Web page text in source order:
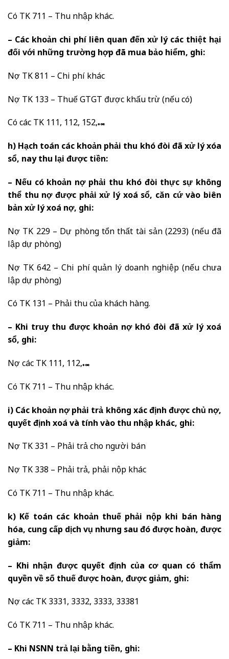
Có TK 711 – Thu nhập khác.
– Các khoản chi phí liên quan đến xử lý các thiệt hại
đối với những trường hợp đã mua bảo hiểm, ghi:
Nợ TK 811 – Chi phí khác
Nợ TK 133 – Thuế GTGT được khấu trừ (nếu có)
Có các TK 111, 112, 152,…
h) Hạch toán các khoản phải thu khó đòi đã xử lý xóa
sổ, nay thu lại được tiền:
– Nếu có khoản nợ phải thu khó đòi thực sự không
thể thu nợ được phải xử lý xoá sổ, căn cứ vào biên
bản xử lý xoá nợ, ghi:
Nợ TK 229 – Dự phòng tổn thất tài sản (2293) (nếu đã
lập dự phòng)
Nợ TK 642 – Chi phí quản lý doanh nghiệp (nếu chưa
lập dự phòng)
Có TK 131 – Phải thu của khách hàng.
– Khi truy thu được khoản nợ khó đòi đã xử lý xoá
sổ, ghi:
Nợ các TK 111, 112,…
Có TK 711 – Thu nhập khác.
i) Các khoản nợ phải trả không xác định được chủ nợ,
quyết định xoá và tính vào thu nhập khác, ghi:
Nợ TK 331 – Phải trả cho người bán
Nợ TK 338 – Phải trả, phải nộp khác
Có TK 711 – Thu nhập khác.
k) Kế toán các khoản thuế phải nộp khi bán hàng
hóa, cung cấp dịch vụ nhưng sau đó được hoàn, được
giảm:
– Khi nhận được quyết định của cơ quan có thẩm
quyền về số thuế được hoàn, được giảm, ghi:
Nợ các TK 3331, 3332, 3333, 33381
Có TK 711 – Thu nhập khác.
– Khi NSNN trả lại bằng tiền, ghi: